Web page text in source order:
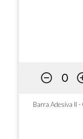
Barra Adesiva II -